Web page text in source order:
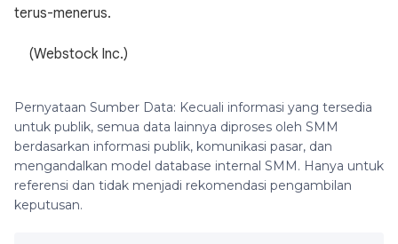
terus-menerus.
(Webstock Inc.)
Pernyataan Sumber Data: Kecuali informasi yang tersedia
untuk publik, semua data lainnya diproses oleh SMM
berdasarkan informasi publik, komunikasi pasar, dan
mengandalkan model database internal SMM. Hanya untuk
referensi dan tidak menjadi rekomendasi pengambilan
keputusan.